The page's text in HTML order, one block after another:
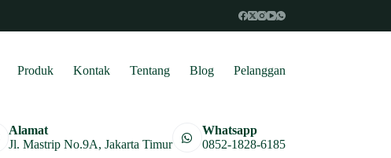
Produk Kontak Tentang Blog Pelanggan
Alamat
Jl. Mastrip No.9A, Jakarta Timur
Whatsapp
0852-1828-6185